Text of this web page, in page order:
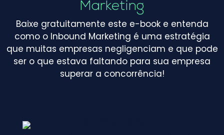
Marketing
Baixe gratuitamente este e-book e entenda
como o Inbound Marketing é uma estratégia
que muitas empresas negligenciam e que pode
ser o que estava faltando para sua empresa
superar a concorrência!